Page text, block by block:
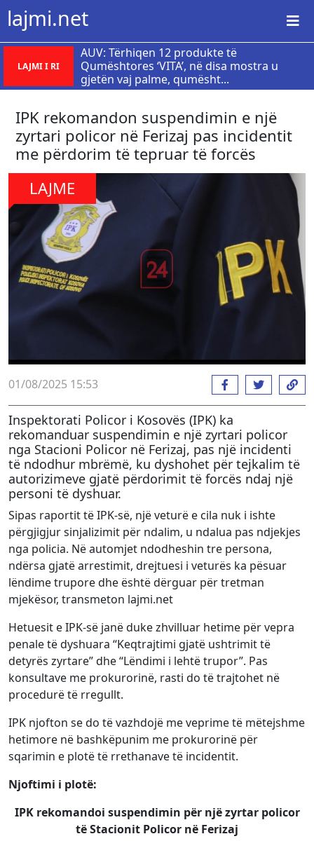
lajmi.net
LAJMI I RI
AUV: Tërhiqen 12 produkte të
Qumështores ‘VITA’, në disa mostra u
gjetën vaj palme, qumësht...
IPK rekomandon suspendimin e një
zyrtari policor në Ferizaj pas incidentit
me përdorim të tepruar të forcës
LAJME
01/08/2025 15:53
Inspektorati Policor i Kosovës (IPK) ka
rekomanduar suspendimin e një zyrtari policor
nga Stacioni Policor në Ferizaj, pas një incidenti
të ndodhur mbrëmë, ku dyshohet për tejkalim të
autorizimeve gjatë përdorimit të forcës ndaj një
personi të dyshuar.
Sipas raportit të IPK-së, një veturë e cila nuk i ishte
përgjigjur sinjalizimit për ndalim, u ndalua pas ndjekjes
nga policia. Në automjet ndodheshin tre persona,
ndërsa gjatë arrestimit, drejtuesi i veturës ka pësuar
lëndime trupore dhe është dërguar për tretman
mjekësor, transmeton lajmi.net
Hetuesit e IPK-së janë duke zhvilluar hetime për vepra
penale të dyshuara “Keqtrajtimi gjatë ushtrimit të
detyrës zyrtare” dhe “Lëndimi i lehtë trupor”. Pas
konsultave me prokurorinë, rasti do të trajtohet në
procedurë të rregullt.
IPK njofton se do të vazhdojë me veprime të mëtejshme
hetimore në bashkëpunim me prokurorinë për
sqarimin e plotë të rrethanave të incidentit.
Njoftimi i plotë:
IPK rekomandoi suspendimin për një zyrtar policor
të Stacionit Policor në Ferizaj